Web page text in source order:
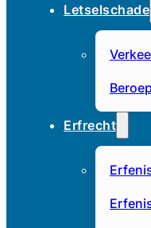
Letselschade
Erfrecht